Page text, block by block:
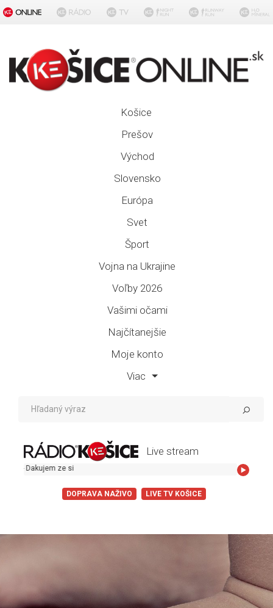
Košice
Prešov
Východ
Slovensko
Európa
Svet
Šport
Vojna na Ukrajine
Voľby 2026
Vašimi očami
Najčítanejšie
Moje konto
Viac
Live stream
ze si
DOPRAVA NAŽIVO LIVE TV KOŠICE